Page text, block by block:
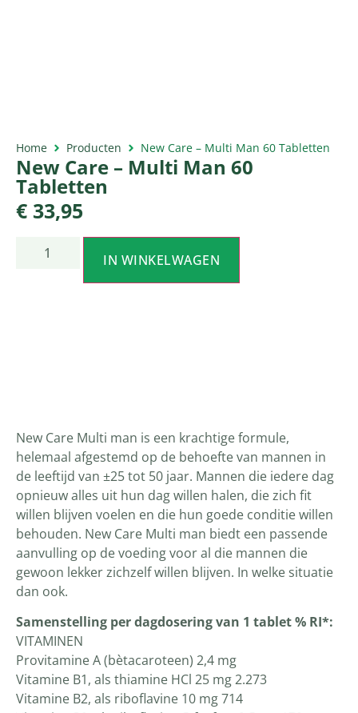
Home Producten New Care – Multi Man 60 Tabletten
New Care – Multi Man 60
Tabletten
€ 33,95
IN WINKELWAGEN
New Care Multi man is een krachtige formule,
helemaal afgestemd op de behoefte van mannen in
de leeftijd van ±25 tot 50 jaar. Mannen die iedere dag
opnieuw alles uit hun dag willen halen, die zich fit
willen blijven voelen en die hun goede conditie willen
behouden. New Care Multi man biedt een passende
aanvulling op de voeding voor al die mannen die
gewoon lekker zichzelf willen blijven. In welke situatie
dan ook.
Samenstelling per dagdosering van 1 tablet % RI*:
VITAMINEN
Provitamine A (bètacaroteen) 2,4 mg
Vitamine B1, als thiamine HCl 25 mg 2.273
Vitamine B2, als riboflavine 10 mg 714